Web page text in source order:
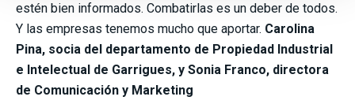
estén bien informados. Combatirlas es un deber de todos.
Y las empresas tenemos mucho que aportar. Carolina
Pina, socia del departamento de Propiedad Industrial
e Intelectual de Garrigues, y Sonia Franco, directora
de Comunicación y Marketing